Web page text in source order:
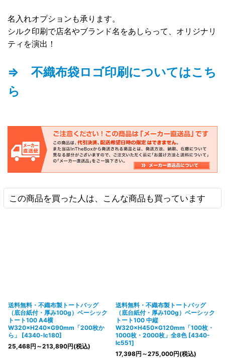
名入れオプションも承ります。
シルク印刷で店名やブランド名をあしらって、オリジナリ
ティを演出！
⇒ 不織布袋ロゴ印刷についてはこち
ら
この商品を買った人は、こんな商品も買っています
送料無料・不織布製トートバッグ
（底台紙付・厚み100g）ベーシック
トート100 A4横
W320×H240×G90mm「200枚か
ら」
[4340-lc180]
25,468円 ～213,890円(税込)
送料無料・不織布製トートバッグ
（底台紙付・厚み100g）ベーシック
トート100 中縦
W320×H450×G120mm「100枚・
1000枚・2000枚」全8色 [4340-
lc551]
17,398円 ～275,000円(税込)